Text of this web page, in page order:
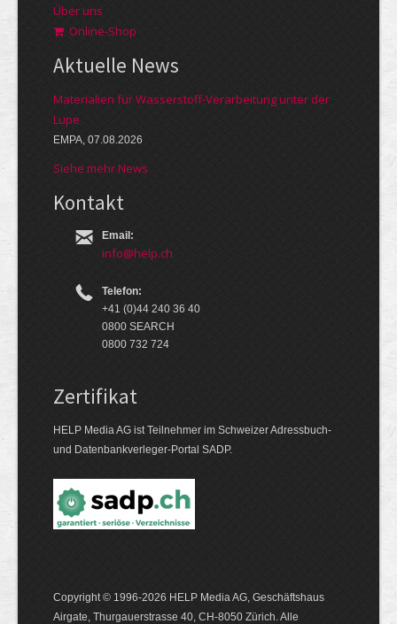
Über uns
Online-Shop
Aktuelle News
Materialien für Wasserstoff-Verarbeitung unter der
Lupe
EMPA, 07.08.2026
Siehe mehr News
Kontakt
Email:
info@help.ch
Telefon:
+41 (0)44 240 36 40
0800 SEARCH
0800 732 724
Zertifikat
HELP Media AG ist Teilnehmer im Schweizer Adressbuch-
und Datenbankverleger-Portal SADP.
Copyright © 1996-2026 HELP Media AG, Geschäftshaus
Airgate, Thurgauer­strasse 40, CH-8050 Zürich. Alle